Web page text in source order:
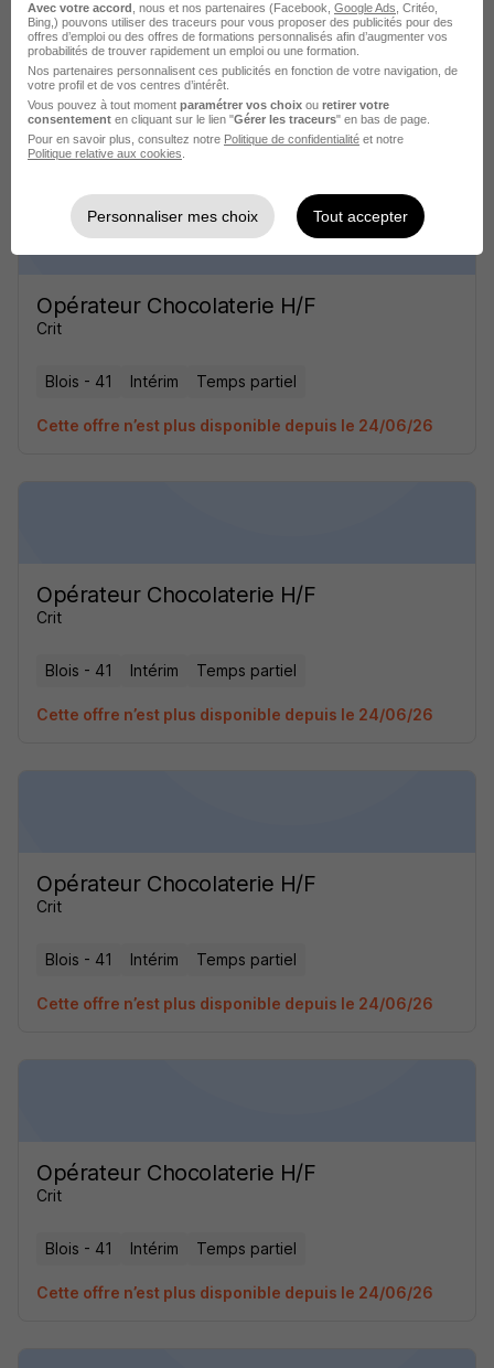
Opérateur Chocolaterie H/F
Crit
Blois - 41 Intérim Temps partiel
Cette offre n’est plus disponible depuis le 24/06/26
Opérateur Chocolaterie H/F
Crit
Blois - 41 Intérim Temps partiel
Cette offre n’est plus disponible depuis le 24/06/26
Opérateur Chocolaterie H/F
Crit
Blois - 41 Intérim Temps partiel
Cette offre n’est plus disponible depuis le 24/06/26
Opérateur Chocolaterie H/F
Crit
Blois - 41 Intérim Temps partiel
Cette offre n’est plus disponible depuis le 24/06/26
Opérateur Chocolaterie H/F
Crit
Blois - 41 Intérim Temps partiel
Cette offre n’est plus disponible depuis le 24/06/26
Avec votre accord , nous et nos partenaires (Facebook, Google Ads , Critéo,
Bing,) pouvons utiliser des traceurs pour vous proposer des publicités pour des
offres d’emploi ou des offres de formations personnalisés afin d’augmenter vos
probabilités de trouver rapidement un emploi ou une formation.
Nos partenaires personnalisent ces publicités en fonction de votre navigation, de
votre profil et de vos centres d’intérêt.
Vous pouvez à tout moment paramétrer vos choix ou retirer votre
consentement en cliquant sur le lien "Gérer les traceurs" en bas de page.
Pour en savoir plus, consultez notre Politique de confidentialité et notre
Politique relative aux cookies
Personnaliser mes choix Tout accepter